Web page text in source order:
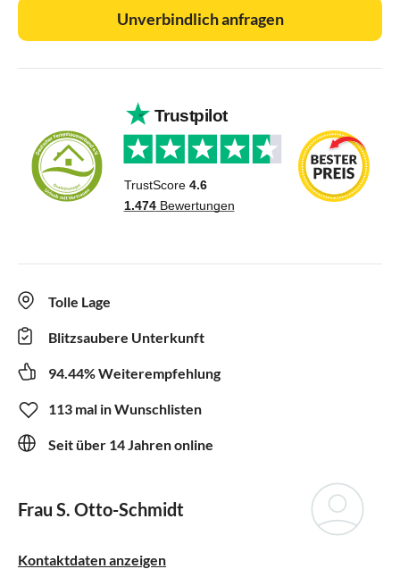
Unverbindlich anfragen
Tolle Lage
Blitzsaubere Unterkunft
94.44% Weiterempfehlung
113 mal in Wunschlisten
Seit über 14 Jahren online
Frau S. Otto-Schmidt
Kontaktdaten anzeigen